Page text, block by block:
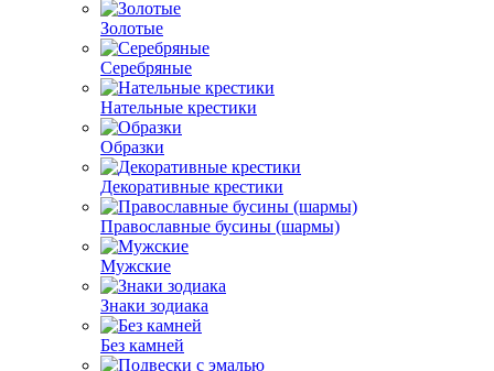
Золотые
Серебряные
Нательные крестики
Образки
Декоративные крестики
Православные бусины (шармы)
Мужские
Знаки зодиака
Без камней